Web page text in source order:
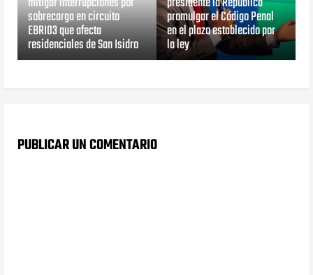
sobrecarga en circuito
EBRI03 que afecta
residenciales de San Isidro
promulgar el Código Penal
en el plazo establecido por
la ley
PUBLICAR UN COMENTARIO